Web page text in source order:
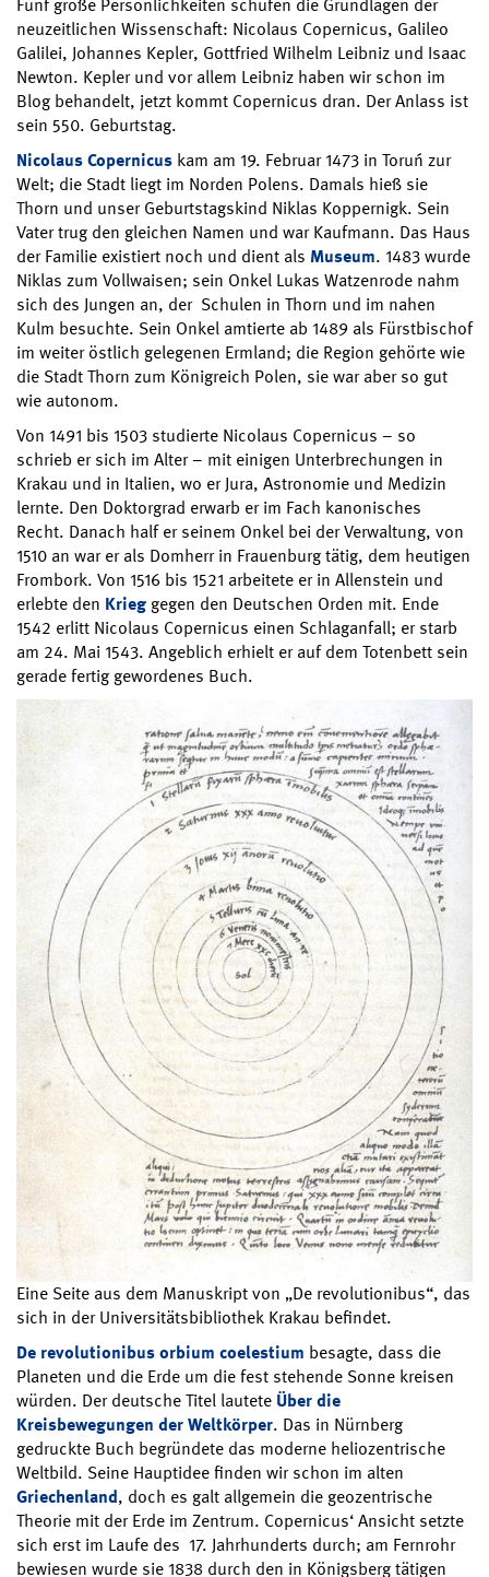
Fünf große Persönlichkeiten schufen die Grundlagen der
neuzeitlichen Wissenschaft: Nicolaus Copernicus, Galileo
Galilei, Johannes Kepler, Gottfried Wilhelm Leibniz und Isaac
Newton. Kepler und vor allem Leibniz haben wir schon im
Blog behandelt, jetzt kommt Copernicus dran. Der Anlass ist
sein 550. Geburtstag.
Nicolaus Copernicus kam am 19. Februar 1473 in Toruń zur
Welt; die Stadt liegt im Norden Polens. Damals hieß sie
Thorn und unser Geburtstagskind Niklas Koppernigk. Sein
Vater trug den gleichen Namen und war Kaufmann. Das Haus
der Familie existiert noch und dient als Museum. 1483 wurde
Niklas zum Vollwaisen; sein Onkel Lukas Watzenrode nahm
sich des Jungen an, der Schulen in Thorn und im nahen
Kulm besuchte. Sein Onkel amtierte ab 1489 als Fürstbischof
im weiter östlich gelegenen Ermland; die Region gehörte wie
die Stadt Thorn zum Königreich Polen, sie war aber so gut
wie autonom.
Von 1491 bis 1503 studierte Nicolaus Copernicus – so
schrieb er sich im Alter – mit einigen Unterbrechungen in
Krakau und in Italien, wo er Jura, Astronomie und Medizin
lernte. Den Doktorgrad erwarb er im Fach kanonisches
Recht. Danach half er seinem Onkel bei der Verwaltung, von
1510 an war er als Domherr in Frauenburg tätig, dem heutigen
Frombork. Von 1516 bis 1521 arbeitete er in Allenstein und
erlebte den Krieggegen den Deutschen Orden mit. Ende
1542 erlitt Nicolaus Copernicus einen Schlaganfall; er starb
am 24. Mai 1543. Angeblich erhielt er auf dem Totenbett sein
gerade fertig gewordenes Buch.
Eine Seite aus dem Manuskript von „De revolutionibus“, das
sich in der Universitätsbibliothek Krakau befindet.
De revolutionibus orbium coelestium besagte, dass die
Planeten und die Erde um die fest stehende Sonne kreisen
würden. Der deutsche Titel lautete Über die
Kreisbewegungen der Weltkörper. Das in Nürnberg
gedruckte Buch begründete das moderne heliozentrische
Weltbild. Seine Hauptidee finden wir schon im alten
Griechenland, doch es galt allgemein die geozentrische
Theorie mit der Erde im Zentrum. Copernicus‘ Ansicht setzte
sich erst im Laufe des 17. Jahrhunderts durch; am Fernrohr
bewiesen wurde sie 1838 durch den in Königsberg tätigen